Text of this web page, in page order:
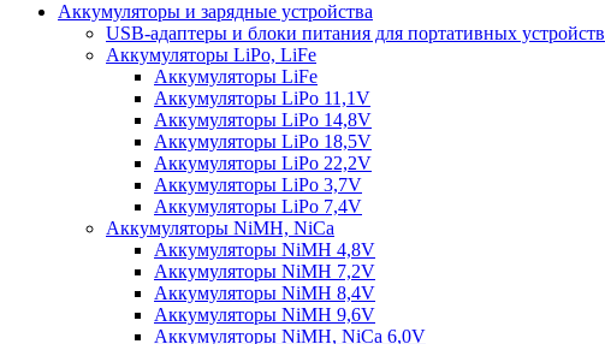
Аккумуляторы и зарядные устройства
USB-адаптеры и блоки питания для портативных устройств
Аккумуляторы LiPo, LiFe
Аккумуляторы LiFe
Аккумуляторы LiPo 11,1V
Аккумуляторы LiPo 14,8V
Аккумуляторы LiPo 18,5V
Аккумуляторы LiPo 22,2V
Аккумуляторы LiPo 3,7V
Аккумуляторы LiPo 7,4V
Аккумуляторы NiMH, NiCa
Аккумуляторы NiMH 4,8V
Аккумуляторы NiMH 7,2V
Аккумуляторы NiMH 8,4V
Аккумуляторы NiMH 9,6V
Аккумуляторы NiMH, NiCa 6,0V